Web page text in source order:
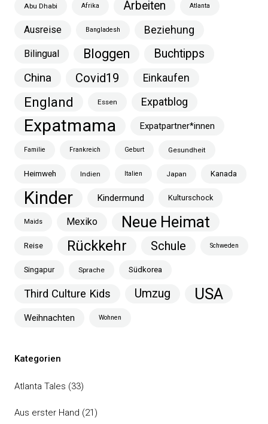
Abu Dhabi Afrika Arbeiten Atlanta
Ausreise Bangladesh Beziehung
Bilingual Bloggen
Buchtipps
China
Covid19 Einkaufen
England Essen Expatblog
Expatmama Expatpartner*innen
Familie Frankreich Geburt Gesundheit
Heimweh Indien Italien Japan Kanada
Kinder Kindermund Kulturschock
Maids Mexiko Neue Heimat
Reise Rückkehr Schule Schweden
Singapur Sprache Südkorea
Third Culture Kids Umzug USA
Weihnachten Wohnen
Kategorien
Atlanta Tales (33)
Aus erster Hand (21)